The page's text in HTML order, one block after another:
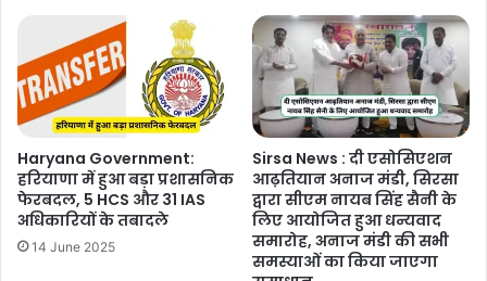
Haryana Government:
हरियाणा में हुआ बड़ा प्रशासनिक
फेरबदल, 5 HCS और 31 IAS
अधिकारियों के तबादले
14 June 2025
Sirsa News : दी एसोसिएशन
आढ़तियान अनाज मंडी, सिरसा
द्वारा सीएम नायब सिंह सैनी के
लिए आयोजित हुआ धन्यवाद
समारोह, अनाज मंडी की सभी
समस्याओं का किया जाएगा